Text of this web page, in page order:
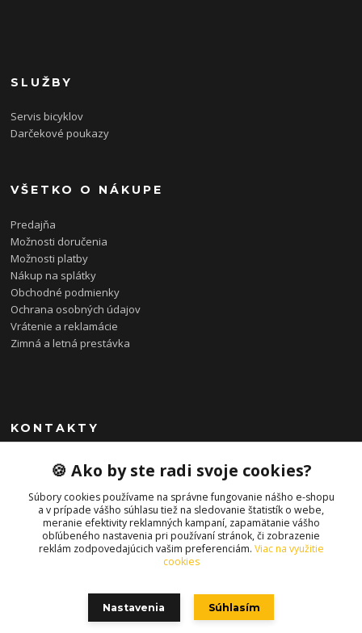
SLUŽBY
Servis bicyklov
Darčekové poukazy
VŠETKO O NÁKUPE
Predajňa
Možnosti doručenia
Možnosti platby
Nákup na splátky
Obchodné podmienky
Ochrana osobných údajov
Vrátenie a reklamácie
Zimná a letná prestávka
KONTAKTY
0948 085 857
(Ut-Pia 11-19 hod., So 09-14 hod.)
info@bonkybike.sk
🍪 Ako by ste radi svoje cookies?
Súbory cookies používame na správne fungovanie nášho e-shopu
a v prípade vášho súhlasu tiež na sledovanie štatistík o webe,
meranie efektivity reklamných kampaní, zapamätanie vášho
obľúbeného nastavenia pri používaní stránok, či zobrazenie
reklám zodpovedajúcich vašim preferenciám. Viac na využitie
cookies
Nastavenia Súhlasím